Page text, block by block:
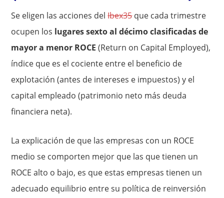
Se eligen las acciones delIbex35que cada trimestre
ocupen los lugares sexto al décimo clasificadas de
mayor a menor ROCE (Return on Capital Employed),
índice que es el cociente entre el beneficio de
explotación (antes de intereses e impuestos) y el
capital empleado (patrimonio neto más deuda
financiera neta).
La explicación de que las empresas con un ROCE
medio se comporten mejor que las que tienen un
ROCE alto o bajo, es que estas empresas tienen un
adecuado equilibrio entre su política de reinversión